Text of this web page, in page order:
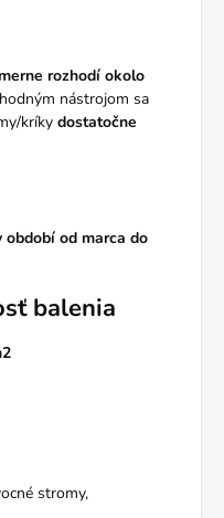
rozhodí okolo
nástrojom sa
kríky dostatočne
období od marca do
balenia
stromy,